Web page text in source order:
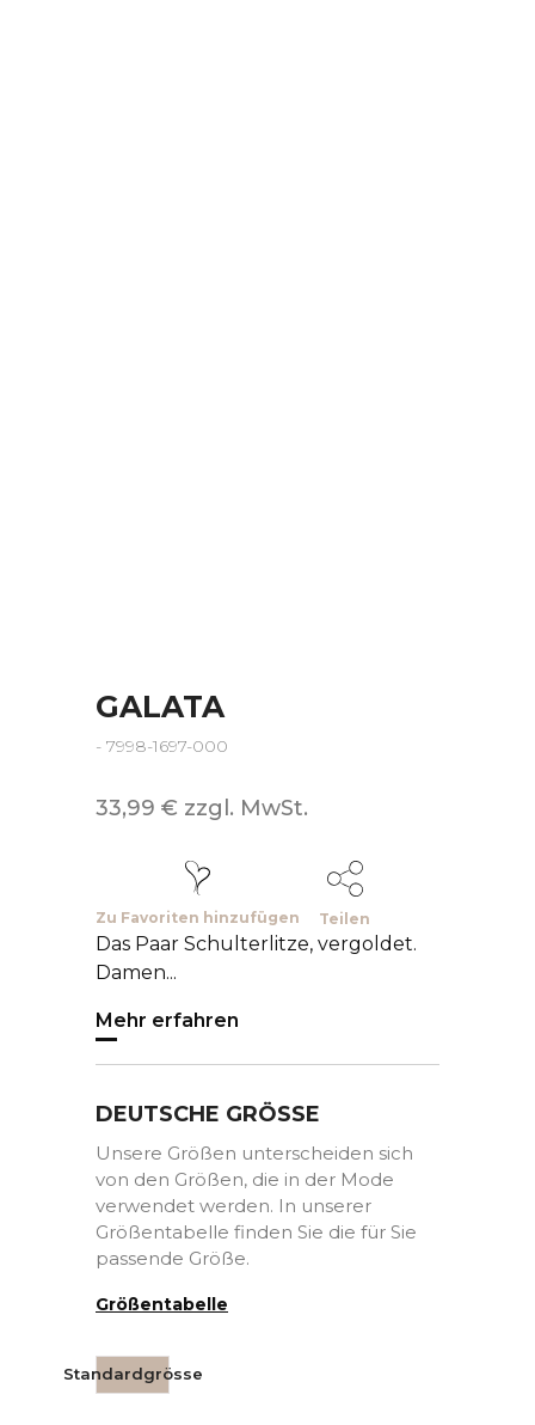
GALATA
- 7998-1697-000
33,99 € zzgl. MwSt.
Zu Favoriten hinzufügen Teilen
Das Paar Schulterlitze, vergoldet.
Damen...
Mehr erfahren
DEUTSCHE GRÖSSE
Unsere Größen unterscheiden sich
von den Größen, die in der Mode
verwendet werden. In unserer
Größentabelle finden Sie die für Sie
passende Größe.
Größentabelle
Standardgrösse